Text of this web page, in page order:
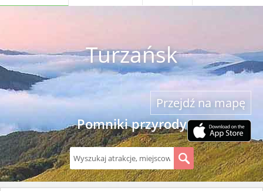
Turzańsk
Pomniki przyrody
Przejdź na mapę